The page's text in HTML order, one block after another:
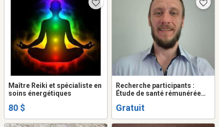
Maître Reiki et spécialiste en
soins énergétiques
80 $
Recherche participants :
Étude de santé rémunérée
Gratuit